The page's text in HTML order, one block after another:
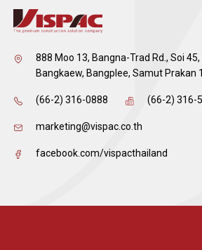
888 Moo 13, Bangna-Trad Rd., Soi 45,
Bangkaew, Bangplee, Samut Prakan
(66-2) 316-0888 (66-2) 316-
marketing@vispac.co.th
facebook.com/vispacthailand